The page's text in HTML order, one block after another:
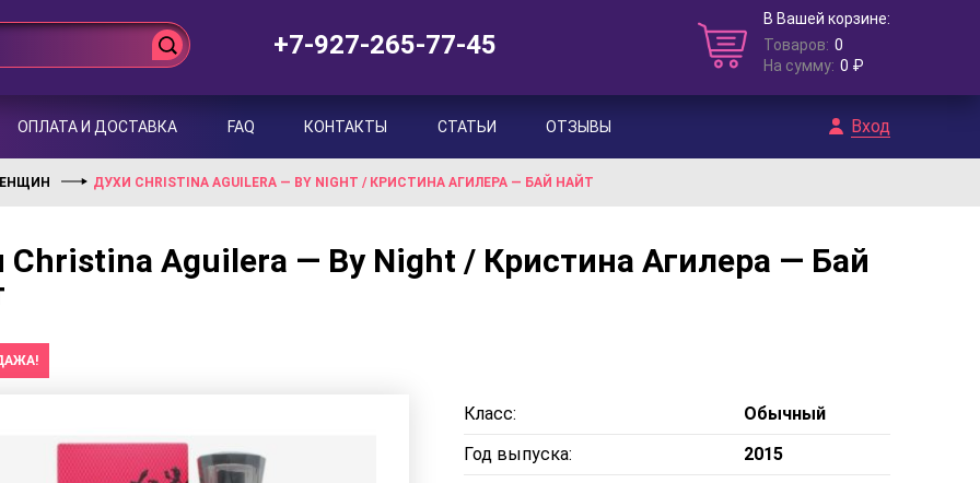
+7-927-265-77-45
В Вашей корзине:
Товаров: 0
На сумму: 0 ₽
ОПЛАТА И ДОСТАВКА FAQ КОНТАКТЫ СТАТЬИ ОТЗЫВЫ Вход
ДУХИ CHRISTINA AGUILERA — BY NIGHT / КРИСТИНА АГИЛЕРА — БАЙ НАЙТ
Christina Aguilera — By Night / Кристина Агилера — Бай
Класс:
Обычный
Год выпуска:
2015